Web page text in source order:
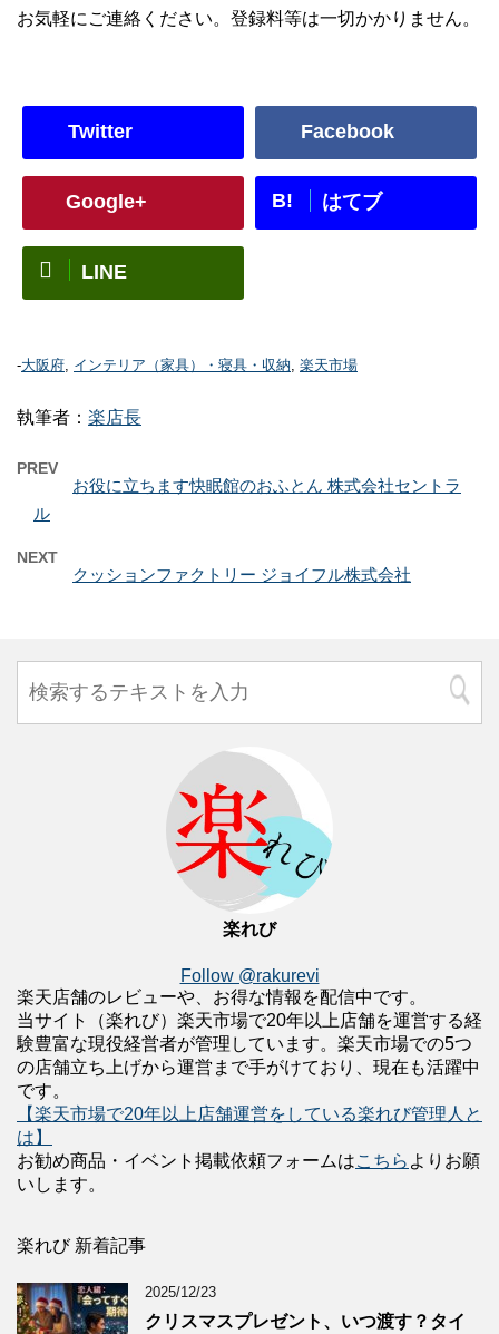
お気軽にご連絡ください。登録料等は一切かかりません。
Twitter Facebook
Google+ B! はてブ
LINE
-大阪府, インテリア（家具）・寝具・収納, 楽天市場
執筆者： 楽店長
PREV
お役に立ちます快眠館のおふとん 株式会社セントラ
ル
NEXT
クッションファクトリー ジョイフル株式会社
楽れび
Follow @rakurevi
楽天店舗のレビューや、お得な情報を配信中です。
当サイト（楽れび）楽天市場で20年以上店舗を運営する経
験豊富な現役経営者が管理しています。楽天市場での5つ
の店舗立ち上げから運営まで手がけており、現在も活躍中
です。
【楽天市場で20年以上店舗運営をしている楽れび管理人と
は】
お勧め商品・イベント掲載依頼フォームはこちら よりお願
いします。
楽れび 新着記事
2025/12/23
クリスマスプレゼント、いつ渡す？タイ